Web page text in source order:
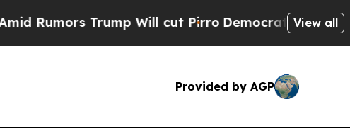
Trump Will cut PirroDemocratic Socialists of
View all
Provided by AGP